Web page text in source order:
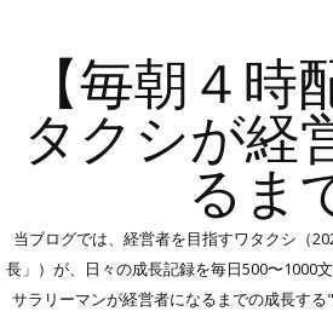
【毎朝４時
タクシが経
るま
当ブログでは、経営者を目指すワタクシ（
長」）が、日々の成長記録を毎日500〜1000
サラリーマンが経営者になるまでの成長す